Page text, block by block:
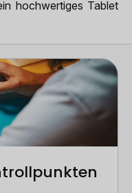
hochwertiges Tablet